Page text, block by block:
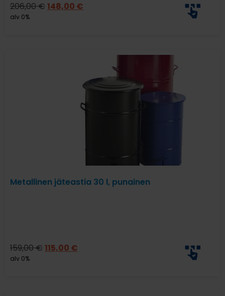
206,00€148,00 €
alv 0%
Metallinen jäteastia 30 l, punainen
159,00€115,00 €
alv 0%